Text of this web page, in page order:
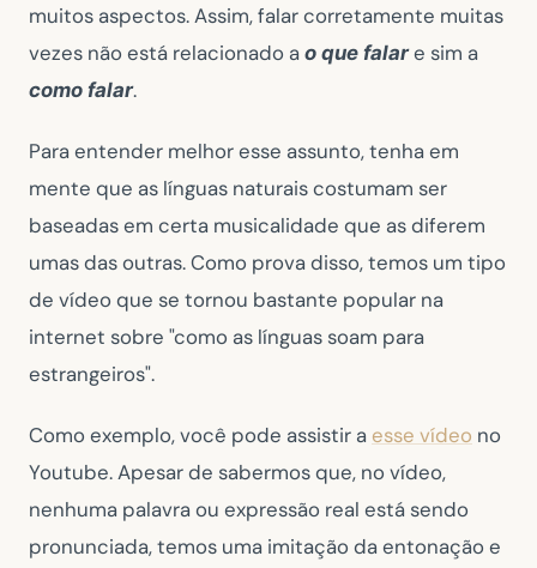
muitos aspectos. Assim, falar corretamente muitas
vezes não está relacionado a o que falare sim a
como falar.
Para entender melhor esse assunto, tenha em
mente que as línguas naturais costumam ser
baseadas em certa musicalidade que as diferem
umas das outras. Como prova disso, temos um tipo
de vídeo que se tornou bastante popular na
internet sobre "como as línguas soam para
estrangeiros".
Como exemplo, você pode assistir a esse vídeo no
Youtube. Apesar de sabermos que, no vídeo,
nenhuma palavra ou expressão real está sendo
pronunciada, temos uma imitação da entonação e